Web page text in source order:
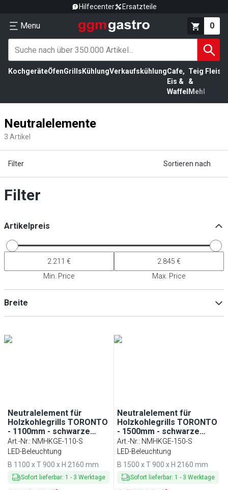
Hilfecenter Ersatzteile
Menu 0
KochgeräteÖfenGrills KühlungVerkaufskühlungCafe,
Eis &
Waffel
Teig
&
Mehl
Neutralelemente
3 Artikel
Filter Sortieren nach
Filter
Artikelpreis
Min. Price Max. Price
Breite
Neutralelement für
Holzkohlegrills TORONTO
- 1100mm - schwarze
Front - schwarze Granit-
Arbeitsplatte
Art.-Nr.: NMHKGE-110-S
LED-Beleuchtung
B 1100 x T 900 x H 2160 mm
Sofort lieferbar: 1 - 3 Werktage
Neutralelement für
Holzkohlegrills TORONTO
- 1500mm - schwarze
Front - schwarze Granit-
Arbeitsplatte
Art.-Nr.: NMHKGE-150-S
LED-Beleuchtung
B 1500 x T 900 x H 2160 mm
Sofort lieferbar: 1 - 3 Werktage